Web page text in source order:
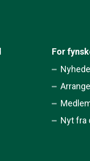
For
Nyt fra